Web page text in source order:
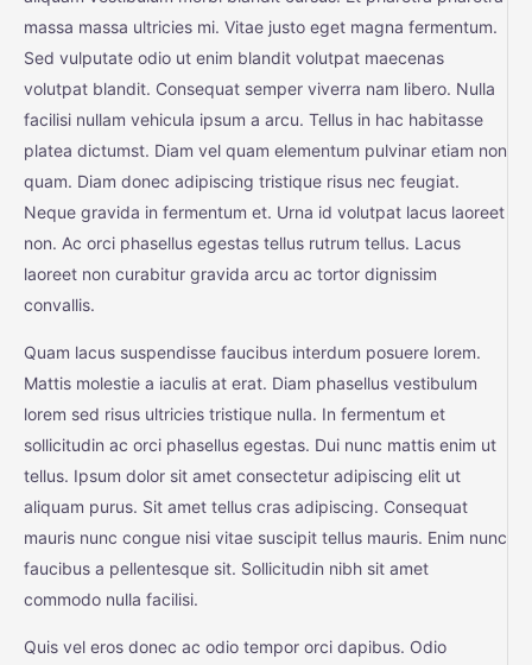
massa massa ultricies mi. Vitae justo eget magna fermentum.
Sed vulputate odio ut enim blandit volutpat maecenas
volutpat blandit. Consequat semper viverra nam libero. Nulla
facilisi nullam vehicula ipsum a arcu. Tellus in hac habitasse
platea dictumst. Diam vel quam elementum pulvinar etiam non
quam. Diam donec adipiscing tristique risus nec feugiat.
Neque gravida in fermentum et. Urna id volutpat lacus laoreet
non. Ac orci phasellus egestas tellus rutrum tellus. Lacus
laoreet non curabitur gravida arcu ac tortor dignissim
convallis.
Quam lacus suspendisse faucibus interdum posuere lorem.
Mattis molestie a iaculis at erat. Diam phasellus vestibulum
lorem sed risus ultricies tristique nulla. In fermentum et
sollicitudin ac orci phasellus egestas. Dui nunc mattis enim ut
tellus. Ipsum dolor sit amet consectetur adipiscing elit ut
aliquam purus. Sit amet tellus cras adipiscing. Consequat
mauris nunc congue nisi vitae suscipit tellus mauris. Enim nunc
faucibus a pellentesque sit. Sollicitudin nibh sit amet
commodo nulla facilisi.
Quis vel eros donec ac odio tempor orci dapibus. Odio